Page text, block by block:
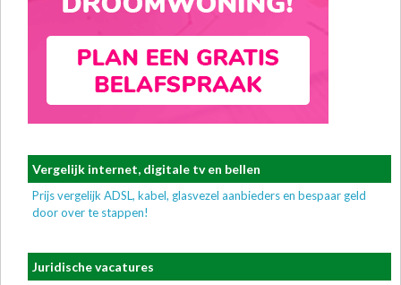
Vergelijk internet, digitale tv en bellen
Prijs vergelijk ADSL, kabel, glasvezel aanbieders en bespaar geld
door over te stappen!
Juridische vacatures